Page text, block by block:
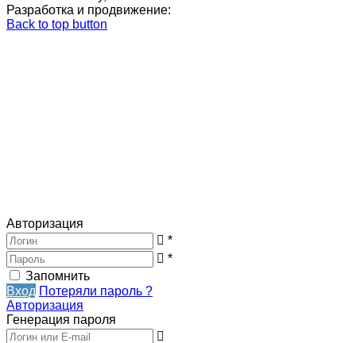
Разработка и продвижение:
Back to top button
Авторизация
*
*
Запомнить
Вход Потеряли пароль ?
Авторизация
Генерация пароля